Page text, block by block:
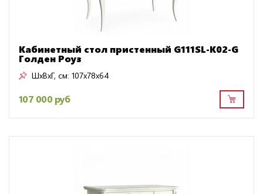
Кабинетный стол пристенный G111SL-K02-G
Голден Роуз
ШxВxГ, см: 107x78x64
107 000 руб